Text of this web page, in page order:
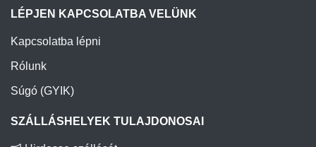
LÉPJEN KAPCSOLATBA VELÜNK
Kapcsolatba lépni
Rólunk
Súgó (GYIK)
SZÁLLÁSHELYEK TULAJDONOSAI